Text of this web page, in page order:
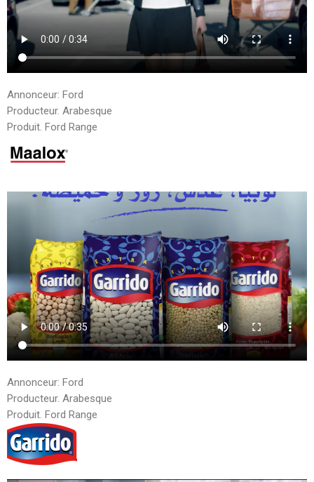
Annonceur: Ford
Producteur. Arabesque
Produit. Ford Range
Annonceur: Ford
Producteur. Arabesque
Produit. Ford Range